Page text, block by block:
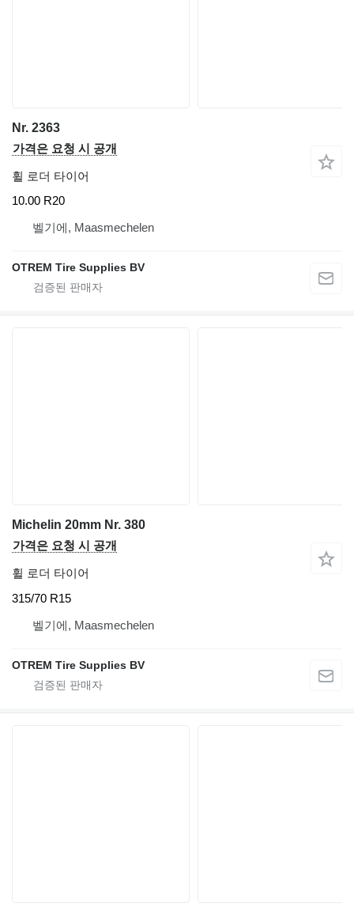
Nr. 2363
가격은 요청 시 공개
휠 로더 타이어
10.00 R20
벨기에, Maasmechelen
OTREM Tire Supplies BV
Michelin 20mm Nr. 380
가격은 요청 시 공개
휠 로더 타이어
315/70 R15
벨기에, Maasmechelen
OTREM Tire Supplies BV